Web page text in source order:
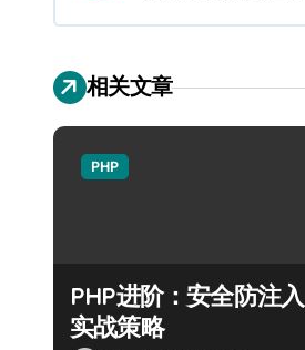
相关文章
PHP
PHP进阶：安全防注入
实战策略